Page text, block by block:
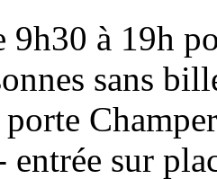
9h30 à 19h
sans
entrée sur